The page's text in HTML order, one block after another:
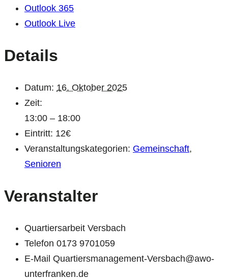
Outlook 365
Outlook Live
Details
Datum: 16. Oktober 2025
Zeit:
13:00 – 18:00
Eintritt: 12€
Veranstaltungskategorien: Gemeinschaft,
Senioren
Veranstalter
Quartiersarbeit Versbach
Telefon 0173 9701059
E-Mail Quartiersmanagement-Versbach@awo-
unterfranken.de